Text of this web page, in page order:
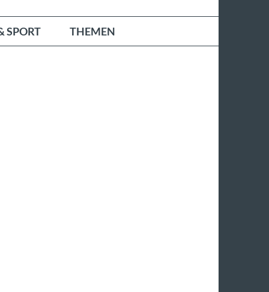
SPORT THEMEN